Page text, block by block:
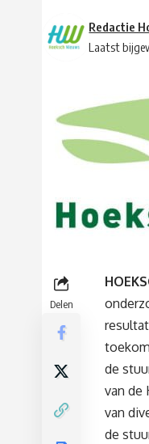
Laatst
Redactie
Delen
de
van de
van
de